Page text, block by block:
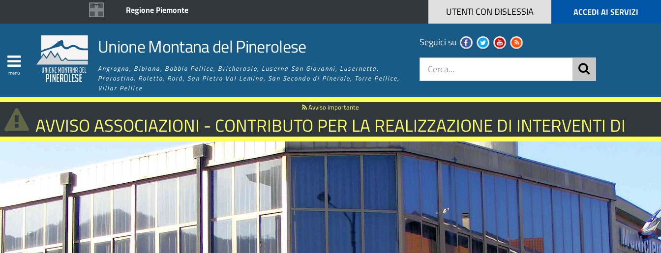
Regione Piemonte ACCEDI AI SERVIZI
UTENTI CON DISLESSIA
menu
Unione Montana del Pinerolese
Angrogna, Bibiana, Bobbio Pellice, Bricherasio, Luserna San Giovanni, Lusernetta,
Prarostino, Roletto, Rorà, San Pietro Val Lemina, San Secondo di Pinerolo, Torre Pellice,
Villar Pellice
Seguici su
Avviso importante
AVVISO ASSOCIAZIONI - CONTRIBUTO PER LA REALIZZAZIONE DI INTERVENTI DI
MIGLIORAMENTO RETE SENTIERISTICA ED ESCURSIONISTICA - ANNO 2026